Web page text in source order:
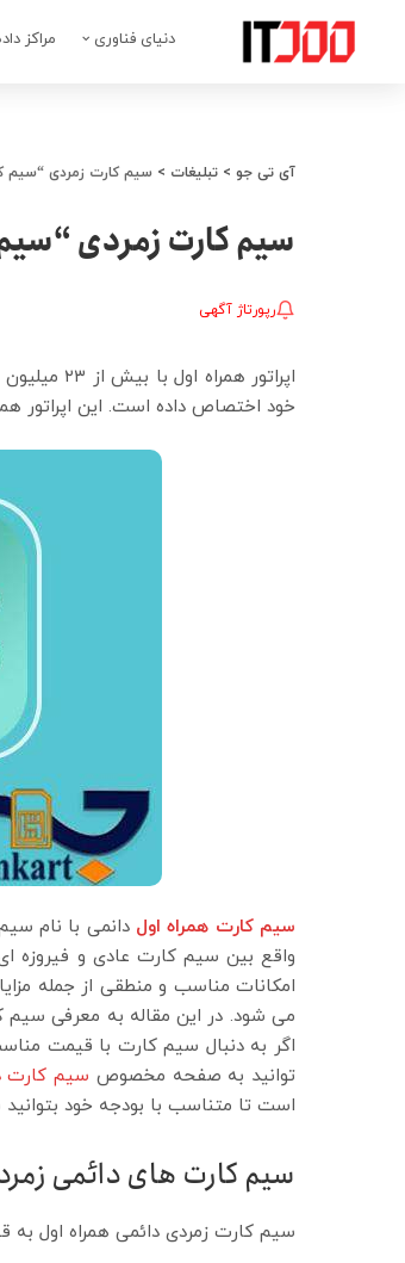
دنیای فناوری مراکز
آی تی جو > تبلیغات > سیم کارت زمردی “سیم
سیم کارت زمردی
رپورتاژ آگهی
اپراتور
خود اختصاص داده است. این اپراتور
سیم کارت همراه اول دانمی با نام
واقع بین سیم کارت عادی و فیروزه
امکانات مناسب و منطقی از جمله
می شود. در این مقاله به معرفی سیم
اگر به دنبال سیم کارت با قیمت
توانید به صفحه مخصوص سیم کارت
است تا متناسب با بودجه خود
سیم کارت های دائمی
سیم کارت زمردی دائمی همراه اول به قیمت با احتساب مالیات